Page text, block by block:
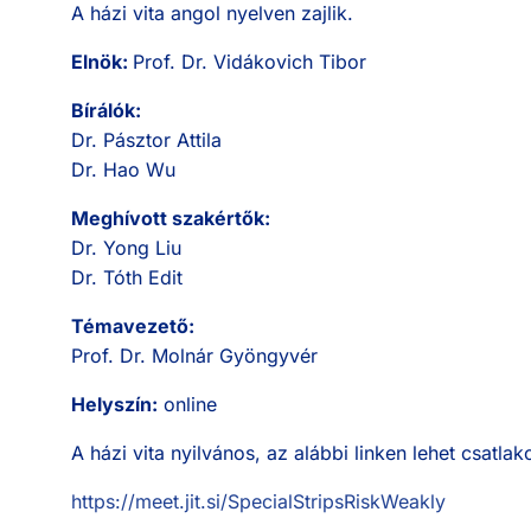
A házi vita angol nyelven zajlik.
Elnök: Prof. Dr. Vidákovich Tibor
Bírálók:
Dr. Pásztor Attila
Dr. Hao Wu
Meghívott szakértők:
Dr. Yong Liu
Dr. Tóth Edit
Témavezető:
Prof. Dr. Molnár Gyöngyvér
Helyszín: online
A házi vita nyilvános, az alábbi linken lehet
https://meet.jit.si/SpecialStripsRiskWeakly